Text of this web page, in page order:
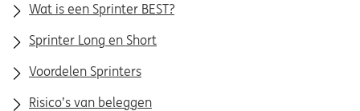
Wat is een Sprinter BEST?
Sprinter Long en Short
Voordelen Sprinters
Risico’s van beleggen